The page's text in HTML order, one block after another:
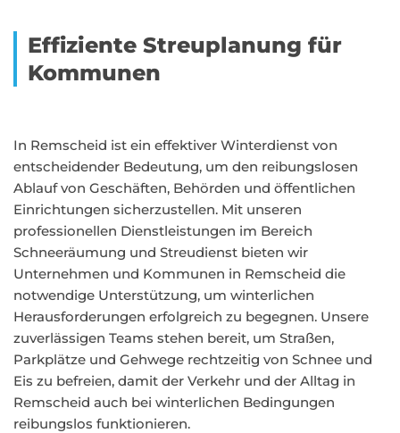
Effiziente Streuplanung für
Kommunen
In Remscheid ist ein effektiver Winterdienst von
entscheidender Bedeutung, um den reibungslosen
Ablauf von Geschäften, Behörden und öffentlichen
Einrichtungen sicherzustellen. Mit unseren
professionellen Dienstleistungen im Bereich
Schneeräumung und Streudienst bieten wir
Unternehmen und Kommunen in Remscheid die
notwendige Unterstützung, um winterlichen
Herausforderungen erfolgreich zu begegnen. Unsere
zuverlässigen Teams stehen bereit, um Straßen,
Parkplätze und Gehwege rechtzeitig von Schnee und
Eis zu befreien, damit der Verkehr und der Alltag in
Remscheid auch bei winterlichen Bedingungen
reibungslos funktionieren.